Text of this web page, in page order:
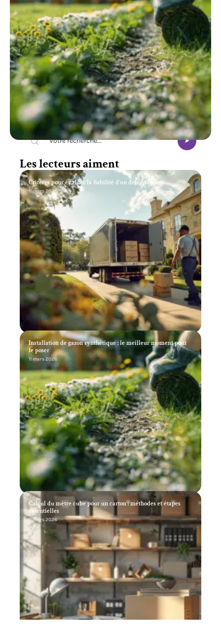
Recherche
Les lecteurs aiment
Critères pour évaluer la fiabilité d’un déménageur
11 mars 2026
Installation de gazon synthétique : le meilleur moment pour
le poser
11 mars 2026
Calcul du mètre cube pour un carton : méthodes et étapes
essentielles
11 mars 2026